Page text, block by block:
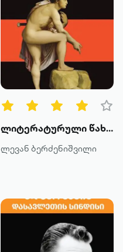
ლიტერატურული წახნაგები: პერსონაჟი - ოიდიპოსი
ლევან ბერძენიშვილი